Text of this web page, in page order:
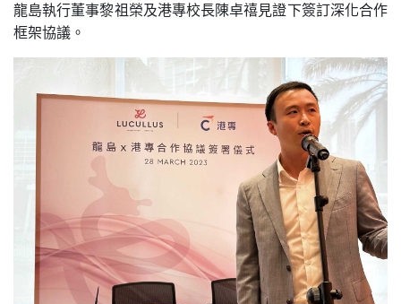
龍島執行董事黎祖榮及港專校長陳卓禧見證下簽訂深化合作
框架協議。